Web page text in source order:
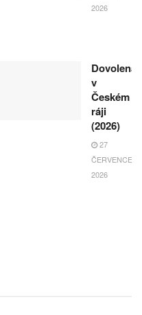
2026
Dovolená
v
Českém
ráji
(2026)
27
ČERVENCE,
2026